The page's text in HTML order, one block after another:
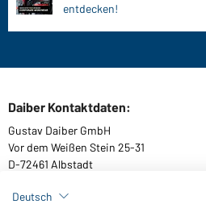
entdecken!
Daiber Kontaktdaten:
Gustav Daiber GmbH
Vor dem Weißen Stein 25-31
D-72461 Albstadt
Deutsch